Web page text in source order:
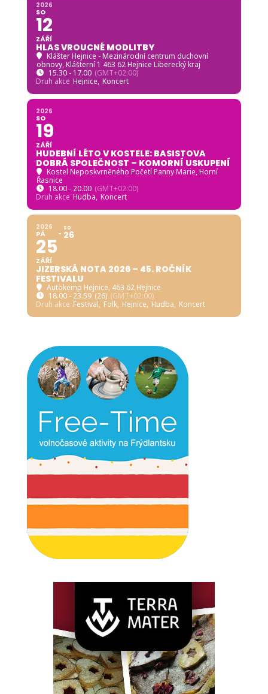
2026
SO
12
ZÁŘÍ
HLAS VROUCNÉ MODLITBY
Klášter Hejnice - Mezinárodní centrum duchovní
obnovy, Klášterní 1 463 62 Hejnice Liberecký kraj
15.30 - 17.00 (GMT+02:00)
Druh akce Hejnice, Koncert
2026
SO
19
ZÁŘÍ
HUDEBNÍ LÉTO V KOSTELE: BASISTOVA
DOBRÁ SPOLEČNOST – KOMORNÍ USKUPENÍ
Kostel Neposkvrněného Početí Panny Marie, Horní
Řasnice
18.00 - 20.00 (GMT+02:00)
Druh akce Hudba, Koncert
2026
PÁ
25
ZÁŘÍ
SO
26
JIZERSKÁ NOTA 2026 – 45. ROČNÍK
FESTIVALU
Autokemp Hejnice, 463 62 Hejnice
18.00 - 23.59 (26) (GMT+02:00)
Druh akce Festival, Folk, Hejnice, Hudba, Koncert